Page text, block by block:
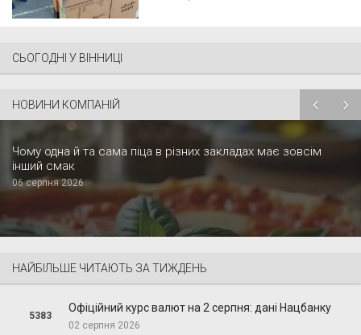
СЬОГОДНІ У ВІННИЦІ
НОВИНИ КОМПАНІЙ
Чому одна й та сама піца в різних закладах має зовсім
інший смак
06 серпня 2026
НАЙБІЛЬШЕ ЧИТАЮТЬ ЗА ТИЖДЕНЬ
5383
Офіційний курс валют на 2 серпня: дані Нацбанку
02 серпня 2026